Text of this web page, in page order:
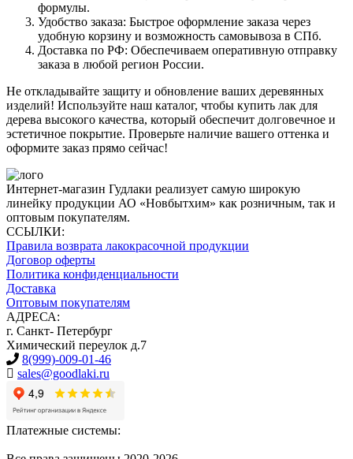
формулы.
Удобство заказа: Быстрое оформление заказа через
удобную корзину и возможность самовывоза в СПб.
Доставка по РФ: Обеспечиваем оперативную отправку
заказа в любой регион России.
Не откладывайте защиту и обновление ваших деревянных
изделий! Используйте наш каталог, чтобы купить лак для
дерева высокого качества, который обеспечит долговечное и
эстетичное покрытие. Проверьте наличие вашего оттенка и
оформите заказ прямо сейчас!
Интернет-магазин Гудлаки реализует самую широкую
линейку продукции АО «Новбытхим» как розничным, так и
оптовым покупателям.
ССЫЛКИ:
Правила возврата лакокрасочной продукции
Договор оферты
Политика конфиденциальности
Доставка
Оптовым покупателям
АДРЕСА:
г. Санкт- Петербург
Химический переулок д.7
8(999)-009-01-46
sales@goodlaki.ru
Платежные системы: